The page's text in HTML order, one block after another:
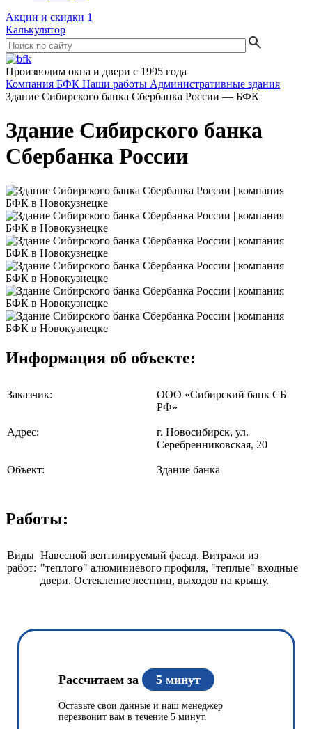
Акции и скидки 1
Калькулятор
Производим окна и двери с 1995 года
Компания БФК Наши работы Административные здания
Здание Сибирского банка Сбербанка России — БФК
Здание Сибирского банка
Сбербанка России
Информация об объекте:
Заказчик:
ООО «Сибирский банк СБ
РФ»
Адрес:
г. Новосибирск, ул.
Серебренниковская, 20
Объект: Здание банка
Работы:
Виды
работ:
Навесной вентилируемый фасад. Витражи из
"теплого" алюминиевого профиля, "теплые" входные
двери. Остекление лестниц, выходов на крышу.
Рассчитаем за 5 минут
Оставьте свои данные и наш менеджер
перезвонит вам в течение 5 минут.